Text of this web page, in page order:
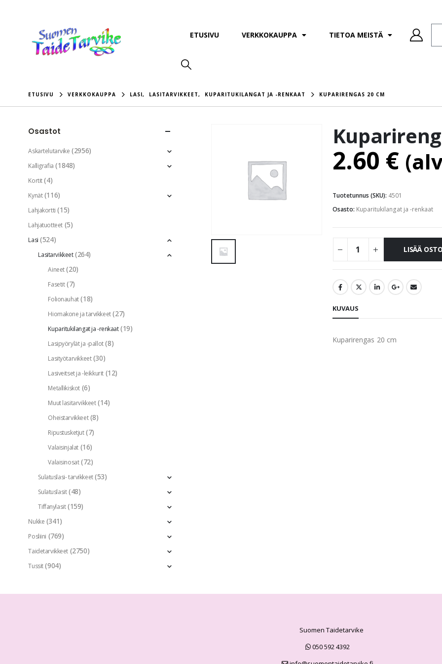
ETUSIVU VERKKOKAUPPA TIETOA MEISTÄ
ETUSIVU VERKKOKAUPPA LASI, LASITARVIKKEET, KUPARITUKILANGAT JA -RENKAAT KUPARIRENGAS 20 CM
2.60 €
Tuotetunnus (SKU): 4501
Osasto: Kuparitukilangat ja -renkaat
LISÄÄ
KUVAUS
Kuparirengas 20 cm
Osastot
Askartelutarvike (2956)
Kalligrafia (1848)
Kortit (4)
Kynät (116)
Lahjakortti (15)
Lahjatuotteet (5)
Lasi (524)
Lasitarvikkeet (264)
Aineet (20)
Fasetit (7)
Folionauhat (18)
Hiomakone ja tarvikkeet (27)
Kuparitukilangat ja -renkaat (19)
Lasipyörylät ja -pallot (8)
Lasityötarvikkeet (30)
Lasiveitset ja -leikkurit (12)
Metallikiskot (6)
Muut lasitarvikkeet (14)
Oheistarvikkeet (8)
Ripustusketjut (7)
Valaisinjalat (16)
Valaisinosat (72)
Sulatuslasi- tarvikkeet (53)
Sulatuslasit (48)
Tiffanylasit (159)
Nukke (341)
Posliini (769)
Taidetarvikkeet (2750)
Tussit (904)
Suomen Taidetarvike
050 592 4392